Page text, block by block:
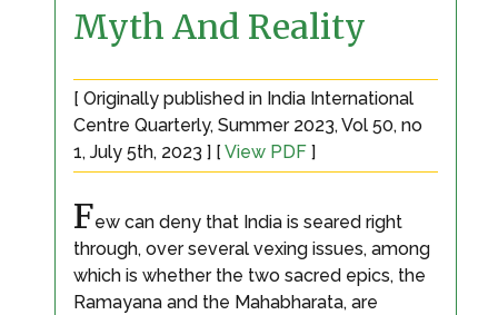
Myth And Reality
[ Originally published in India International
Centre Quarterly, Summer 2023, Vol 50, no
1, July 5th, 2023 ] [ View PDF ]
Few can deny that India is seared right
through, over several vexing issues, among
which is whether the two sacred epics, the
Ramayana and the Mahabharata, are